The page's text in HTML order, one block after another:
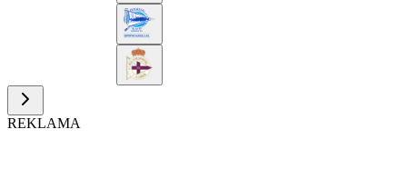
REKLAMA